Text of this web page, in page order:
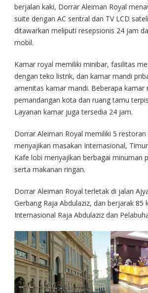
berjalan kaki, Dorrar Aleiman Royal
suite dengan AC sentral dan TV LCD
ditawarkan meliputi resepsionis 24 jam
mobil.
Kamar royal memiliki minibar, fasilitas
dengan teko listrik, dan kamar mandi
amenitas kamar mandi. Beberapa kamar
pemandangan kota dan ruang tamu
Layanan kamar juga tersedia 24 jam.
Dorrar Aleiman Royal memiliki 5
menyajikan masakan Internasional,
Kafe lobi menyajikan berbagai minuman
serta makanan ringan.
Dorrar Aleiman Royal terletak di jalan
Gerbang Raja Abdulaziz, dan berjarak 85
Internasional Raja Abdulaziz dan